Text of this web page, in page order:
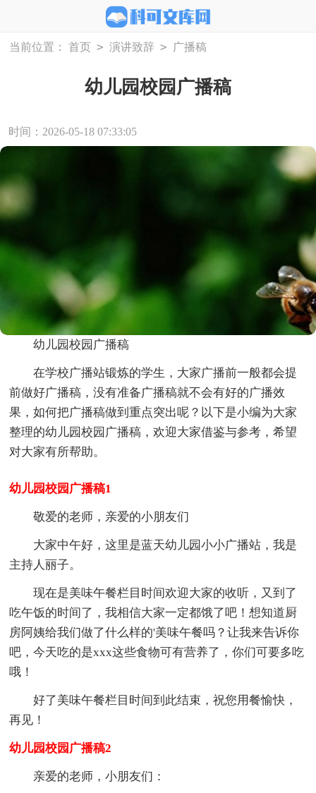
当前位置： 首页 > 演讲致辞 > 广播稿
幼儿园校园广播稿
时间：2026-05-18 07:33:05
幼儿园校园广播稿
在学校广播站锻炼的学生，大家广播前一般都会提
前做好广播稿，没有准备广播稿就不会有好的广播效
果，如何把广播稿做到重点突出呢？以下是小编为大家
整理的幼儿园校园广播稿，欢迎大家借鉴与参考，希望
对大家有所帮助。
幼儿园校园广播稿1
敬爱的老师，亲爱的小朋友们
大家中午好，这里是蓝天幼儿园小小广播站，我是
主持人丽子。
现在是美味午餐栏目时间欢迎大家的收听，又到了
吃午饭的时间了，我相信大家一定都饿了吧！想知道厨
房阿姨给我们做了什么样的'美味午餐吗？让我来告诉你
吧，今天吃的是xxx这些食物可有营养了，你们可要多吃
哦！
好了美味午餐栏目时间到此结束，祝您用餐愉快，
再见！
幼儿园校园广播稿2
亲爱的老师，小朋友们：